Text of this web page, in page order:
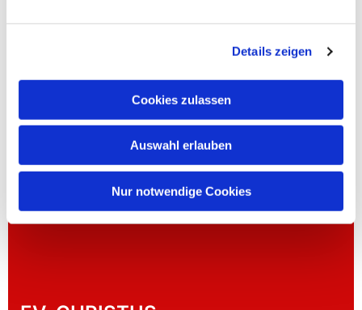
Details zeigen
Cookies zulassen
Auswahl erlauben
Nur notwendige Cookies